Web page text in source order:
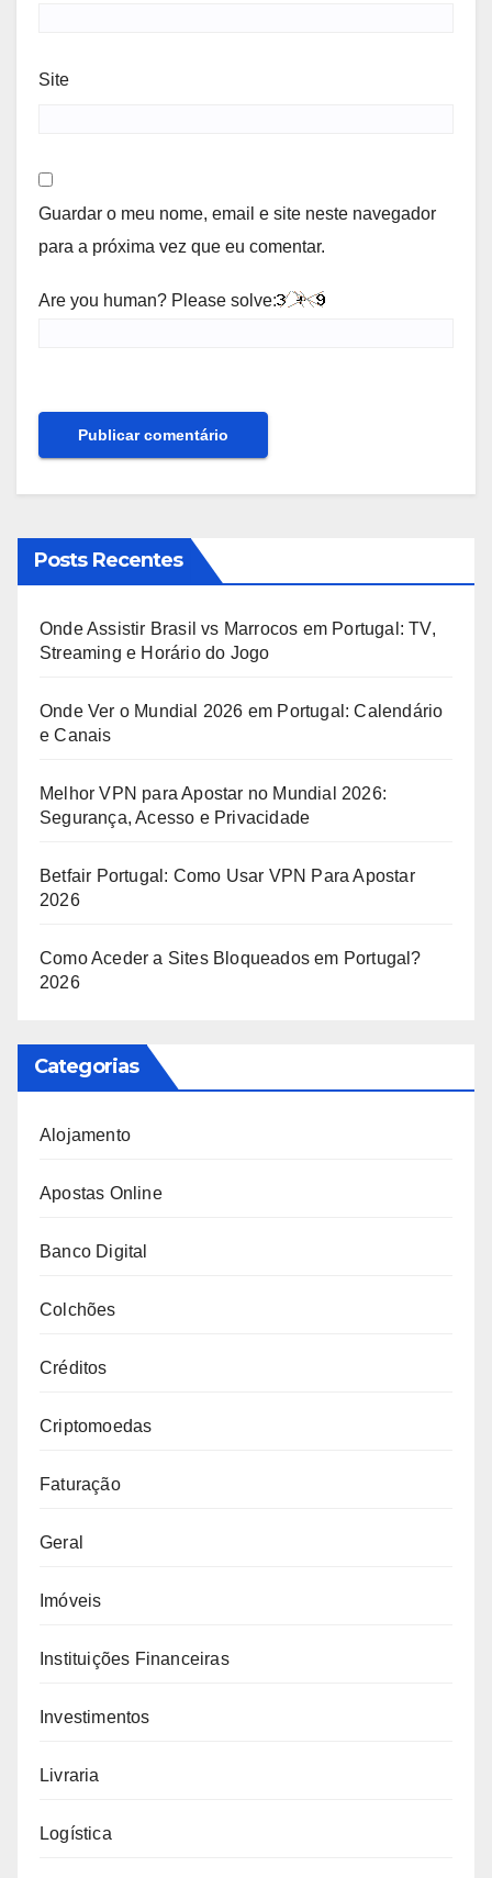
Site
Guardar o meu nome, email e site neste navegador
para a próxima vez que eu comentar.
Are you human? Please solve:
Posts Recentes
Onde Assistir Brasil vs Marrocos em Portugal: TV,
Streaming e Horário do Jogo
Onde Ver o Mundial 2026 em Portugal: Calendário
e Canais
Melhor VPN para Apostar no Mundial 2026:
Segurança, Acesso e Privacidade
Betfair Portugal: Como Usar VPN Para Apostar
2026
Como Aceder a Sites Bloqueados em Portugal?
2026
Categorias
Alojamento
Apostas Online
Banco Digital
Colchões
Créditos
Criptomoedas
Faturação
Geral
Imóveis
Instituições Financeiras
Investimentos
Livraria
Logística